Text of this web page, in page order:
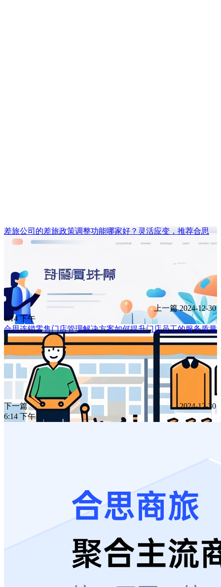
差旅公司的差旅政策调整功能哪家好？灵活应变，推荐合思
上一篇 2024-12-30
6:14 下午
合思连锁零售门店管理解决方案如何提升门店员工的服务质量
下一篇
2024-12-30
6:14 下午